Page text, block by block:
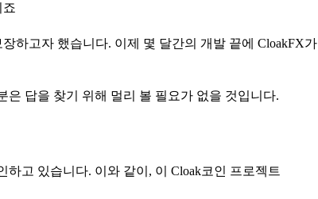
죠
하고자 했습니다. 이제 몇 달간의 개발 끝에 CloakFX가
은 답을 찾기 위해 멀리 볼 필요가 없을 것입니다.
고 있습니다. 이와 같이, 이 Cloak코인 프로젝트